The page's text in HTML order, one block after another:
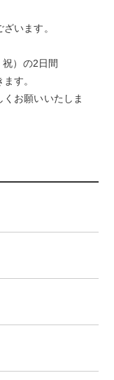
います。
）の2日間
す。
お願いいたしま